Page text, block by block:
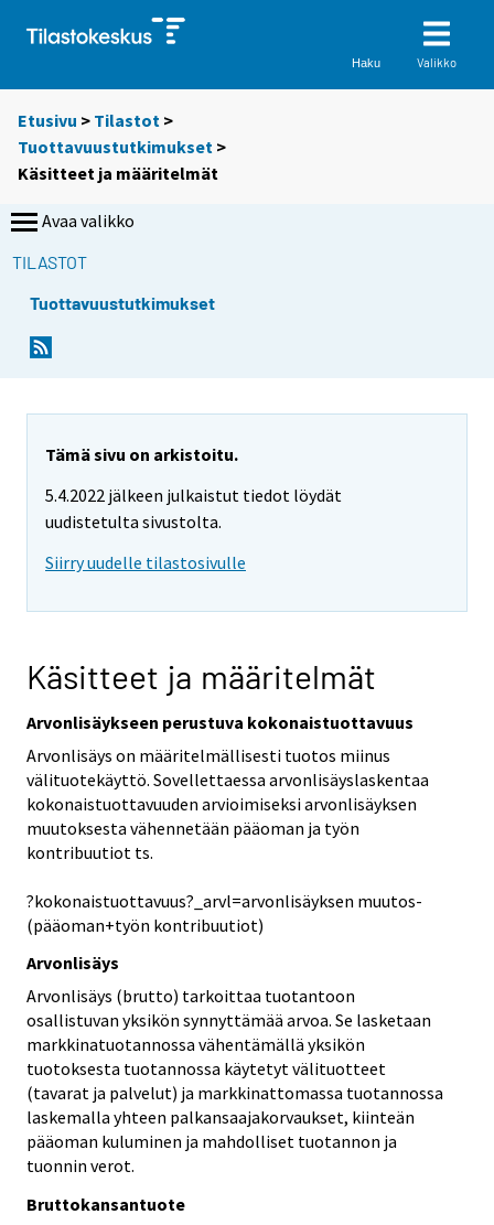
Haku Valikko
Etusivu > Tilastot >
Tuottavuustutkimukset >
Käsitteet ja määritelmät
Avaa valikko
TILASTOT
Tuottavuustutkimukset
Tämä sivu on arkistoitu.
5.4.2022 jälkeen julkaistut tiedot löydät
uudistetulta sivustolta.
Siirry uudelle tilastosivulle
Käsitteet ja määritelmät
Arvonlisäykseen perustuva kokonaistuottavuus
Arvonlisäys on määritelmällisesti tuotos miinus
välituotekäyttö. Sovellettaessa arvonlisäyslaskentaa
kokonaistuottavuuden arvioimiseksi arvonlisäyksen
muutoksesta vähennetään pääoman ja työn
kontribuutiot ts.
?kokonaistuottavuus?_arvl=arvonlisäyksen muutos-
(pääoman+työn kontribuutiot)
Arvonlisäys
Arvonlisäys (brutto) tarkoittaa tuotantoon
osallistuvan yksikön synnyttämää arvoa. Se lasketaan
markkinatuotannossa vähentämällä yksikön
tuotoksesta tuotannossa käytetyt välituotteet
(tavarat ja palvelut) ja markkinattomassa tuotannossa
laskemalla yhteen palkansaajakorvaukset, kiinteän
pääoman kuluminen ja mahdolliset tuotannon ja
tuonnin verot.
Bruttokansantuote